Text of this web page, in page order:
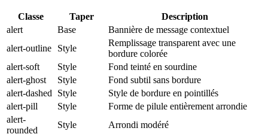
Classe Taper
Description
alert
Base
Bannière de message contextuel
alert-outline
Style
Remplissage transparent avec une
bordure colorée
alert-soft
Style
Fond teinté en sourdine
alert-ghost
Style
Fond subtil sans bordure
alert-dashed
Style
Style de bordure en pointillés
alert-pill
Style
Forme de pilule entièrement arrondie
alert-
rounded
Style
Arrondi modéré